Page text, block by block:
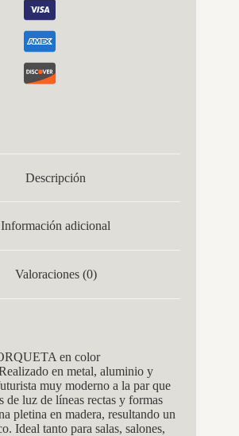
Descripción
Información adicional
Valoraciones (0)
en color
en metal, aluminio y
muy moderno a la par que
de luz de líneas rectas y formas
pletina en madera, resultando un
Ideal tanto para salas, salones,